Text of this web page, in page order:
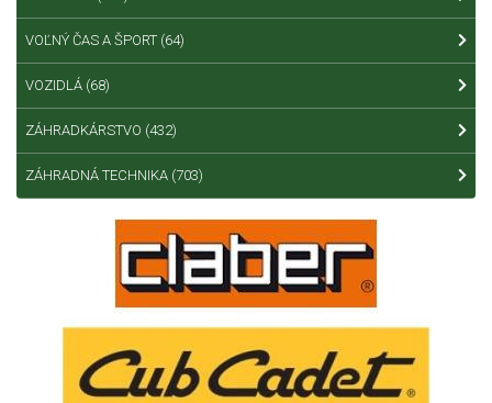
VOĽNÝ ČAS A ŠPORT (64)
VOZIDLÁ (68)
ZÁHRADKÁRSTVO (432)
ZÁHRADNÁ TECHNIKA (703)